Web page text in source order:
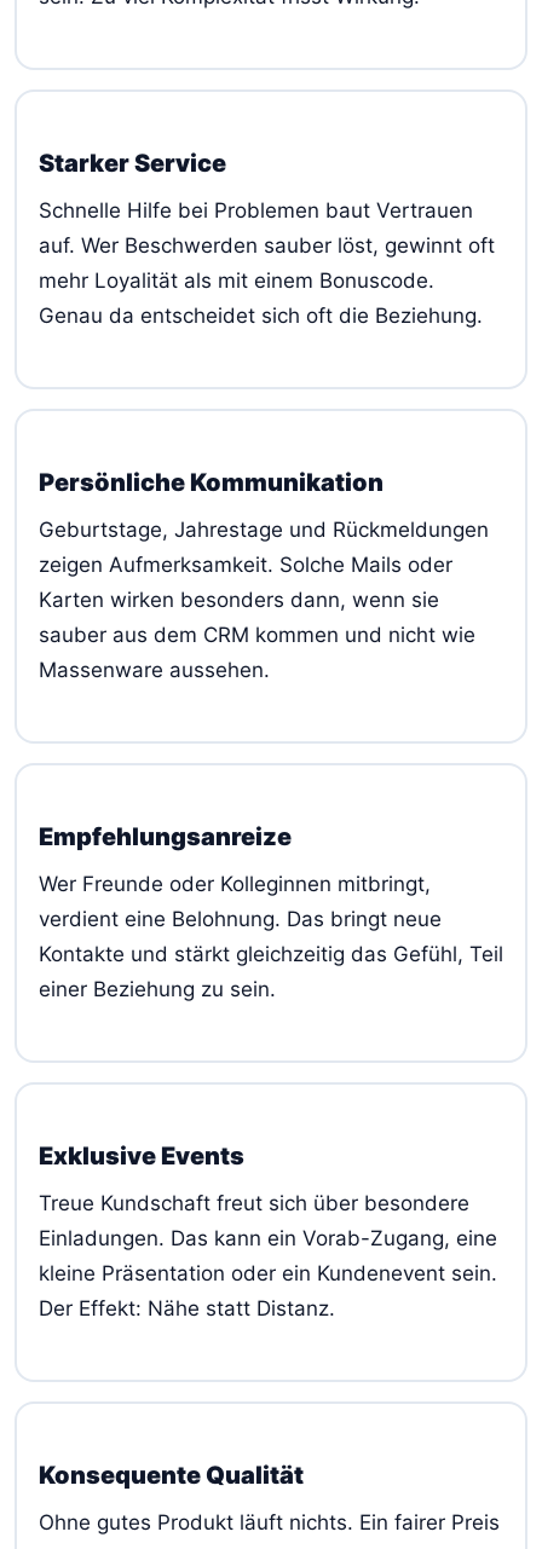
Starker Service
Schnelle Hilfe bei Problemen baut Vertrauen
auf. Wer Beschwerden sauber löst, gewinnt oft
mehr Loyalität als mit einem Bonuscode.
Genau da entscheidet sich oft die Beziehung.
Persönliche Kommunikation
Geburtstage, Jahrestage und Rückmeldungen
zeigen Aufmerksamkeit. Solche Mails oder
Karten wirken besonders dann, wenn sie
sauber aus dem CRM kommen und nicht wie
Massenware aussehen.
Empfehlungsanreize
Wer Freunde oder Kolleginnen mitbringt,
verdient eine Belohnung. Das bringt neue
Kontakte und stärkt gleichzeitig das Gefühl, Teil
einer Beziehung zu sein.
Exklusive Events
Treue Kundschaft freut sich über besondere
Einladungen. Das kann ein Vorab-Zugang, eine
kleine Präsentation oder ein Kundenevent sein.
Der Effekt: Nähe statt Distanz.
Konsequente Qualität
Ohne gutes Produkt läuft nichts. Ein fairer Preis